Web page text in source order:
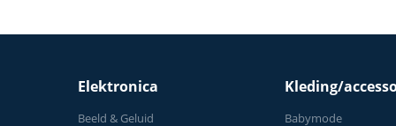
Elektronica
Beeld & Geluid
Kleding/
Babymode